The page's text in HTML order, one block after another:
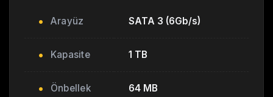
Arayüz SATA 3 (6Gb/s)
Kapasite 1 TB
Önbellek 64 MB